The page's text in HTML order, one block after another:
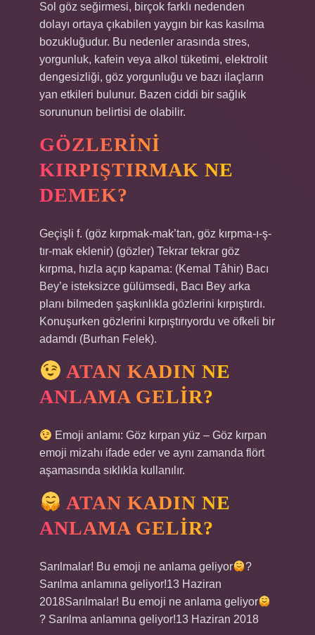
Sol göz seğirmesi, birçok farklı nedenden
dolayı ortaya çıkabilen yaygın bir kas kasılma
bozukluğudur. Bu nedenler arasında stres,
yorgunluk, kafein veya alkol tüketimi, elektrolit
dengesizliği, göz yorgunluğu ve bazı ilaçların
yan etkileri bulunur. Bazen ciddi bir sağlık
sorununun belirtisi de olabilir.
GÖZLERINI
KIRPIŞTIRMAK NE
DEMEK?
Geçişli f. (göz kırpmak-mak’tan, göz kırpma-ı-ş-
tır-mak eklenir) (gözler) Tekrar tekrar göz
kırpma, hızla açıp kapama: (Kemal Tâhir) Bacı
Bey’e isteksizce gülümsedi, Bacı Bey arka
planı bilmeden şaşkınlıkla gözlerini kırpıştırdı.
Konuşurken gözlerini kırpıştırıyordu ve öfkeli bir
adamdı (Burhan Felek).
ATAN KADIN NE
ANLAMA GELIR?
Emoji anlamı: Göz kırpan yüz – Göz kırpan
emoji mizahı ifade eder ve aynı zamanda flört
aşamasında sıklıkla kullanılır.
ATAN KADIN NE
ANLAMA GELIR?
Sarılmalar! Bu emoji ne anlama geliyor
?
Sarılma anlamına geliyor!13 Haziran
2018Sarılmalar! Bu emoji ne anlama geliyor
? Sarılma anlamına geliyor!13 Haziran 2018